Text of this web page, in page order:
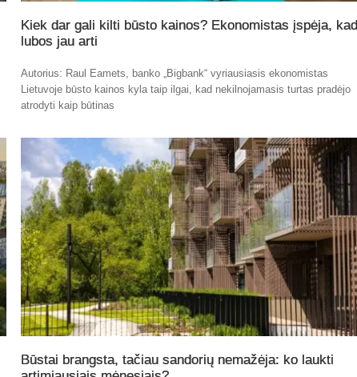
Kiek dar gali kilti būsto kainos? Ekonomistas įspėja, kad
lubos jau arti
Autorius: Raul Eamets, banko „Bigbank“ vyriausiasis ekonomistas
Lietuvoje būsto kainos kyla taip ilgai, kad nekilnojamasis turtas pradėjo
atrodyti kaip būtinas
Būstai brangsta, tačiau sandorių nemažėja: ko laukti